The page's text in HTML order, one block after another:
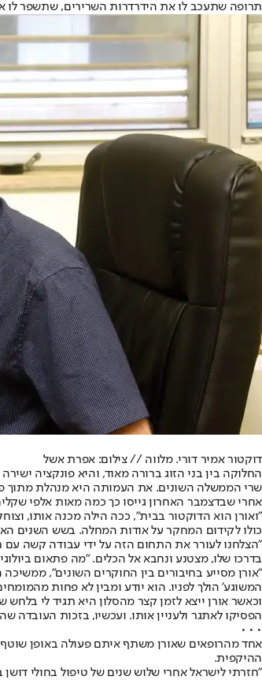
תרופה שתעכב לו את הידרדרות השרירים, שתשפר לו
דוקטור אמיר דורי. מלווה // צילום: אפרת אשל
החלוקה בין בני הזוג ברורה מאוד, והיא פונקציה
שרי הממשלה השונים. את העמותה היא מנהלת מתוך
אחרי שבדצמבר האחרון גייסו כך כמה מאות אלפי
"ואורן הוא הדוקטור בבית", ככה הילה מכנה אותו,
כולו לקידום המחקר על אודות המחלה. בשש השנים האחרונות
"הצלחנו לעורר את התחום הזה על ידי עבודה קשה עם
בדרכו שלו, מצטנע ונחבא אל הכלים. "מה פתאום
"אורן מסייע בחיבורים בין החוקרים השונים",
המשוגע' הולך לפניו. הוא יודע ומבין לא פחות
וכאשר אורן ייצא לזמן קצר מהסלון היא תגיד לי
הפסיקו לאתגר ולעניין אותו. ועכשיו, בזכות
• • •
אחד מהרופאים שאורן משתף איתם פעולה באופן
ההיקפית.
"חזרתי לישראל אחרי שלוש שנים של טיפול בחולי